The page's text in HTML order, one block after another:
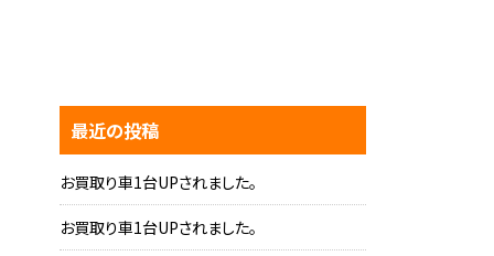
最近の投稿
お買取り車1台UPされました。
お買取り車1台UPされました。